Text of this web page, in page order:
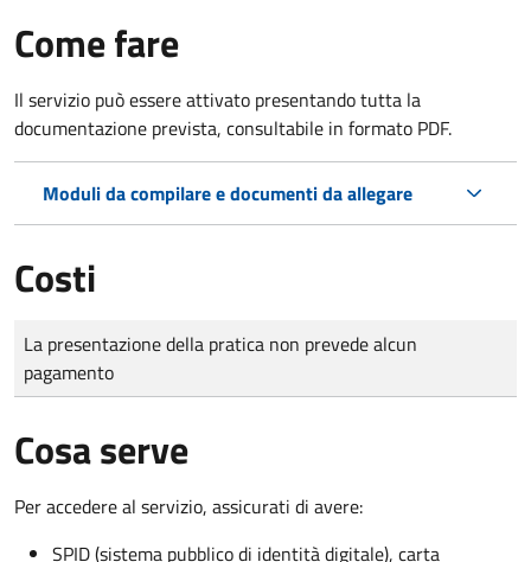
Come fare
Il servizio può essere attivato presentando tutta la
documentazione prevista, consultabile in formato PDF.
Moduli da compilare e documenti da allegare
Costi
Tipo di pagamento
Importo
La presentazione della pratica non prevede alcun
pagamento
Cosa serve
Per accedere al servizio, assicurati di avere:
SPID (sistema pubblico di identità digitale), carta